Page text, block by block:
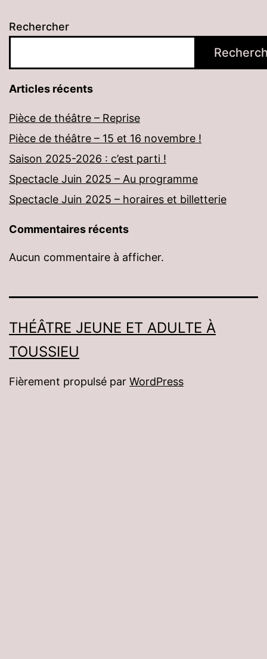
Rechercher
Articles récents
Pièce de théâtre – Reprise
Pièce de théâtre – 15 et 16 novembre !
Saison 2025-2026 : c’est parti !
Spectacle Juin 2025 – Au programme
Spectacle Juin 2025 – horaires et billetterie
Commentaires récents
Aucun commentaire à afficher.
THÉÂTRE JEUNE ET ADULTE À
TOUSSIEU
Fièrement propulsé par WordPress